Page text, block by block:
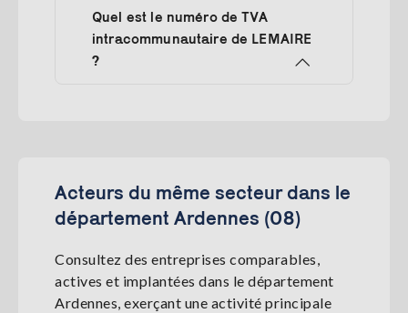
Quel est le numéro de TVA
intracommunautaire de LEMAIRE
?
Acteurs du même secteur dans le
département Ardennes (08)
Consultez des entreprises comparables,
actives et implantées dans le département
Ardennes, exerçant une activité principale